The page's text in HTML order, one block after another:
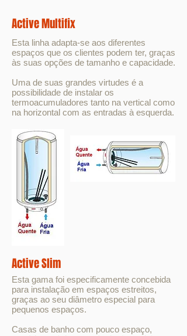
Active Multifix
Esta linha adapta-se aos diferentes
espaços que os clientes podem ter, graças
às suas opções de tamanho e capacidade.
Uma de suas grandes virtudes é a
possibilidade de instalar os
termoacumuladores tanto na vertical como
na horizontal com as entradas à esquerda.
Active Slim
Esta gama foi especificamente concebida
para instalação em espaços estreitos,
graças ao seu diâmetro especial para
pequenos espaços.
Casas de banho com pouco espaço,